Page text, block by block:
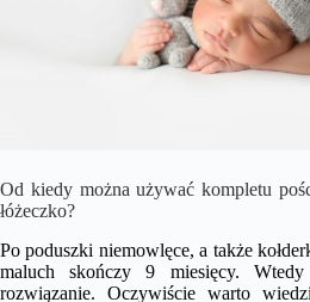
Od kiedy można używać kompletu
łóżeczko?
Po poduszki niemowlęce, a także
maluch skończy 9 miesięcy.
rozwiązanie. Oczywiście warto